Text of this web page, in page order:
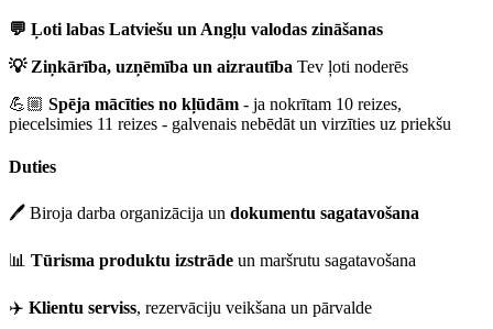
💬 Ļoti labas Latviešu un Angļu valodas zināšanas
💡 Ziņkārība, uzņēmība un aizrautība Tev ļoti noderēs
💪🏼 Spēja mācīties no kļūdām - ja nokrītam 10 reizes,
piecelsimies 11 reizes - galvenais nebēdāt un virzīties uz priekšu
Duties
🖊️ Biroja darba organizācija un dokumentu sagatavošana
📊 Tūrisma produktu izstrāde un maršrutu sagatavošana
✈️ Klientu serviss, rezervāciju veikšana un pārvalde